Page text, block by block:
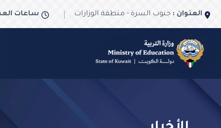
العنوان : جنوب السرة - منطقة الوزارات ساعات